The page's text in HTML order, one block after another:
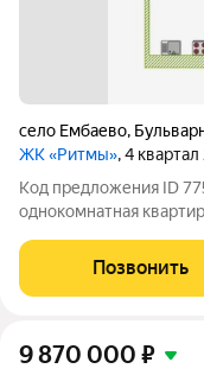
село Ембаево,
ЖК «Ритмы», 4
Код предложения ID
однокомнатная
Современный ремонт,
квартире выполнен
Позвонить
9 870 000 ₽